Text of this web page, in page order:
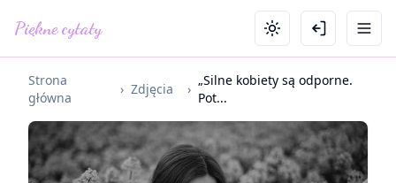
Piękne cytaty
Strona
główna
› Zdjęcia ›
„Silne kobiety są odporne.
Pot...